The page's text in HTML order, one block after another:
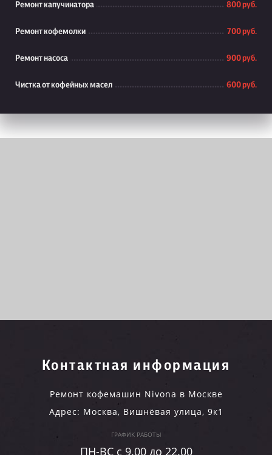
Ремонт капучинатора 800 руб.
Ремонт кофемолки 700 руб.
Ремонт насоса 900 руб.
Чистка от кофейных масел 600 руб.
Контактная информация
Ремонт кофемашин Nivona в Москве
Адрес: Москва, Вишнёвая улица, 9к1
ГРАФИК РАБОТЫ
ПН-ВC c 9.00 до 22.00